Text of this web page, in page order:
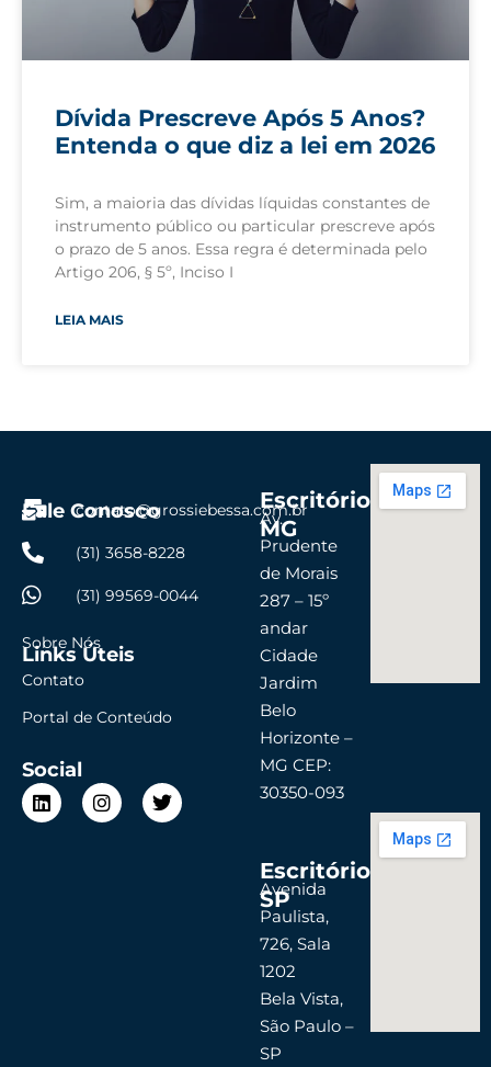
Dívida Prescreve Após 5 Anos?
Entenda o que diz a lei em 2026
Sim, a maioria das dívidas líquidas constantes de
instrumento público ou particular prescreve após
o prazo de 5 anos. Essa regra é determinada pelo
Artigo 206, § 5º, Inciso I
LEIA MAIS
Fale Conosco
contato@grossiebessa.com.br
(31) 3658-8228
(31) 99569-0044
Links Úteis
Sobre Nós
Contato
Portal de Conteúdo
Social
L
i
n
I
n
s
T
w
i
Escritório
MG
Av.
Prudente
de Morais
287 – 15º
andar
Cidade
Jardim
Belo
Horizonte –
MG CEP:
30350-093
Escritório
SP
Avenida
Paulista,
726, Sala
1202
Bela Vista,
São Paulo –
SP